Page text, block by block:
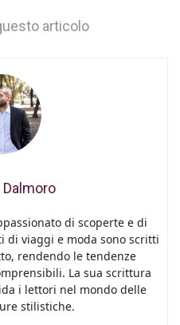
articolo
di scoperte e di
di viaggi e moda sono scritti
rendendo le tendenze
La sua scrittura
i lettori nel mondo delle
stilistiche.